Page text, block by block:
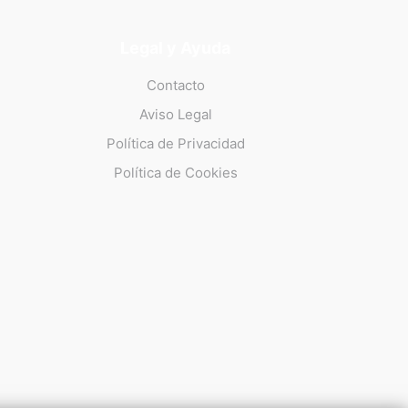
Contacto
Aviso Legal
Política de Privacidad
Política de Cookies